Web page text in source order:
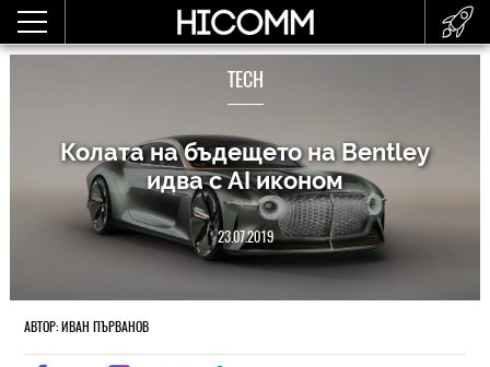
TECH
Колата на бъдещето на Bentley
идва с AI иконом
23.07.2019
АВТОР: ИВАН ПЪРВАНОВ